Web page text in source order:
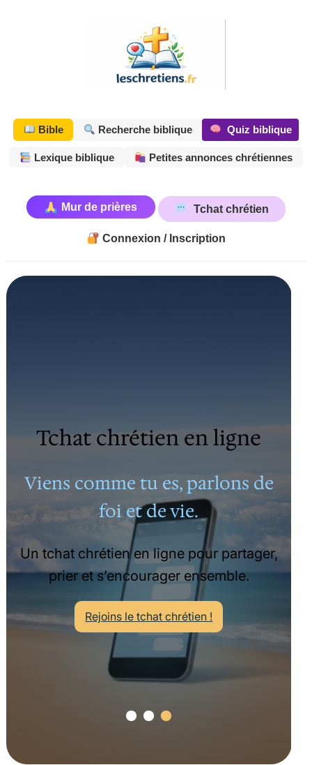
Bible Recherche biblique Quiz biblique
Lexique biblique Petites annonces chrétiennes
Mur de prières Tchat chrétien
Connexion / Inscription
Tchat chrétien en ligne
Viens comme tu es, parlons de
foi et de vie.
Un tchat chrétien en ligne pour partager,
prier et s’encourager ensemble.
Rejoins le tchat chrétien !